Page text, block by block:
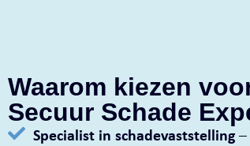
Waarom kiezen
Secuur Schade
Specialist in schadevaststelling –